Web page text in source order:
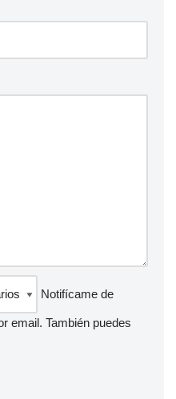
Notifícame de
email. También puedes